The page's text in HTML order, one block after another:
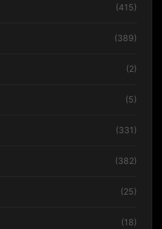
(415)
(389)
(2)
(5)
(331)
(382)
(25)
(18)